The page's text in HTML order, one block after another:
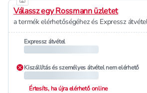
Válassz egy Rossmann üzletet
a termék elérhetőségéhez és Expressz
Expressz átvétel
Kiszállítás és személyes átvétel nem elérhető
Értesíts, ha újra elérhető online